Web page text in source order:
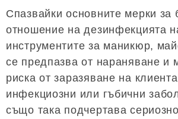
Спазвайки основните мерки за
отношение на дезинфекцията
инструментите за маникюр,
се предпазва от нараняване и
риска от заразяване на
инфекциозни или гъбични
също така подчертава